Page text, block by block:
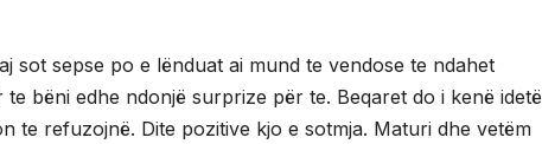
sot sepse po e lënduat ai mund te vendose te ndahet
bëni edhe ndonjë surprize për te. Beqaret do i kenë idetë
te refuzojnë. Dite pozitive kjo e sotmja. Maturi dhe vetëm